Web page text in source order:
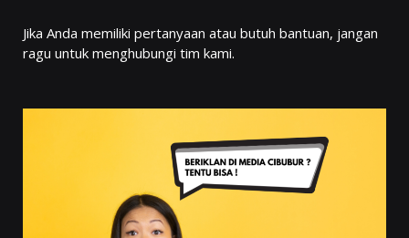
Jika Anda memiliki pertanyaan atau butuh bantuan, jangan
ragu untuk menghubungi tim kami.